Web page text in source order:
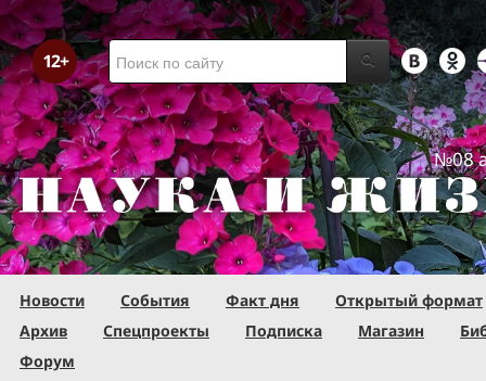
№08
Новости События Факт дня
Открытый формат
Архив
Спецпроекты Подписка Магазин
Форум